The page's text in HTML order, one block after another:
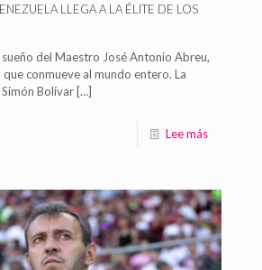
LLEGA A LA ÉLITE DE LOS
sueño del Maestro José Antonio Abreu,
conmueve al mundo entero. La
Bolívar […]
Lee más